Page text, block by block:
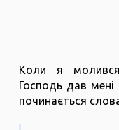
Коли я
Господь дав
починається